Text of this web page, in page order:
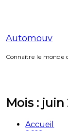
Automouv
Connaître le monde
Mois : juin
Accueil